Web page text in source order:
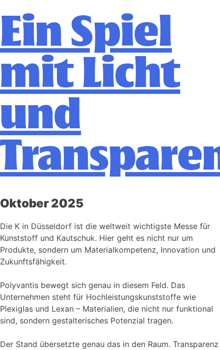
Ein Spiel
mit Licht
und
Oktober 2025
Die K in Düsseldorf ist die weltweit wichtigste Messe für
Kunststoff und Kautschuk. Hier geht es nicht nur um
Produkte, sondern um Materialkompetenz, Innovation und
Zukunftsfähigkeit.
Polyvantis bewegt sich genau in diesem Feld. Das
Unternehmen steht für Hochleistungskunststoffe wie
Plexiglas und Lexan – Materialien, die nicht nur funktional
sind, sondern gestalterisches Potenzial tragen.
Der Stand übersetzte genau das in den Raum. Transparenz